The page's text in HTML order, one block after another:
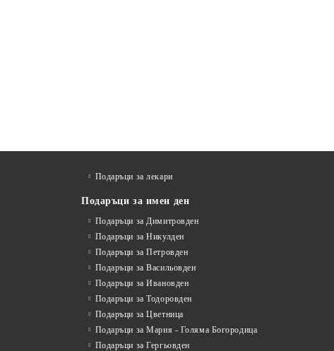
Подаръци за лекари
Подаръци за имен ден
Подаръци за Димитровден
Подаръци за Никулден
Подаръци за Петровден
Подаръци за Васильовден
Подаръци за Ивановден
Подаръци за Тодоровден
Подаръци за Цветница
Подаръци за Мария - Голяма Богородица
Подаръци за Гергьовден